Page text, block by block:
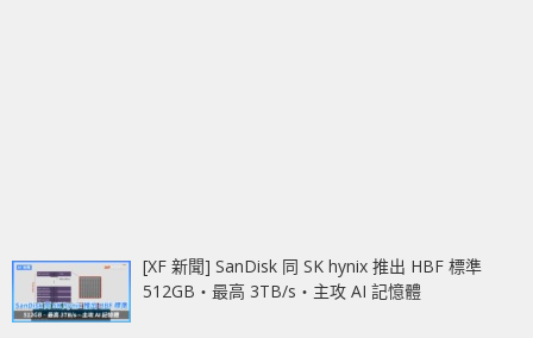
[XF 新聞] SanDisk 同 SK hynix 推出 HBF 標準
512GB‧最高 3TB/s‧主攻 AI 記憶體